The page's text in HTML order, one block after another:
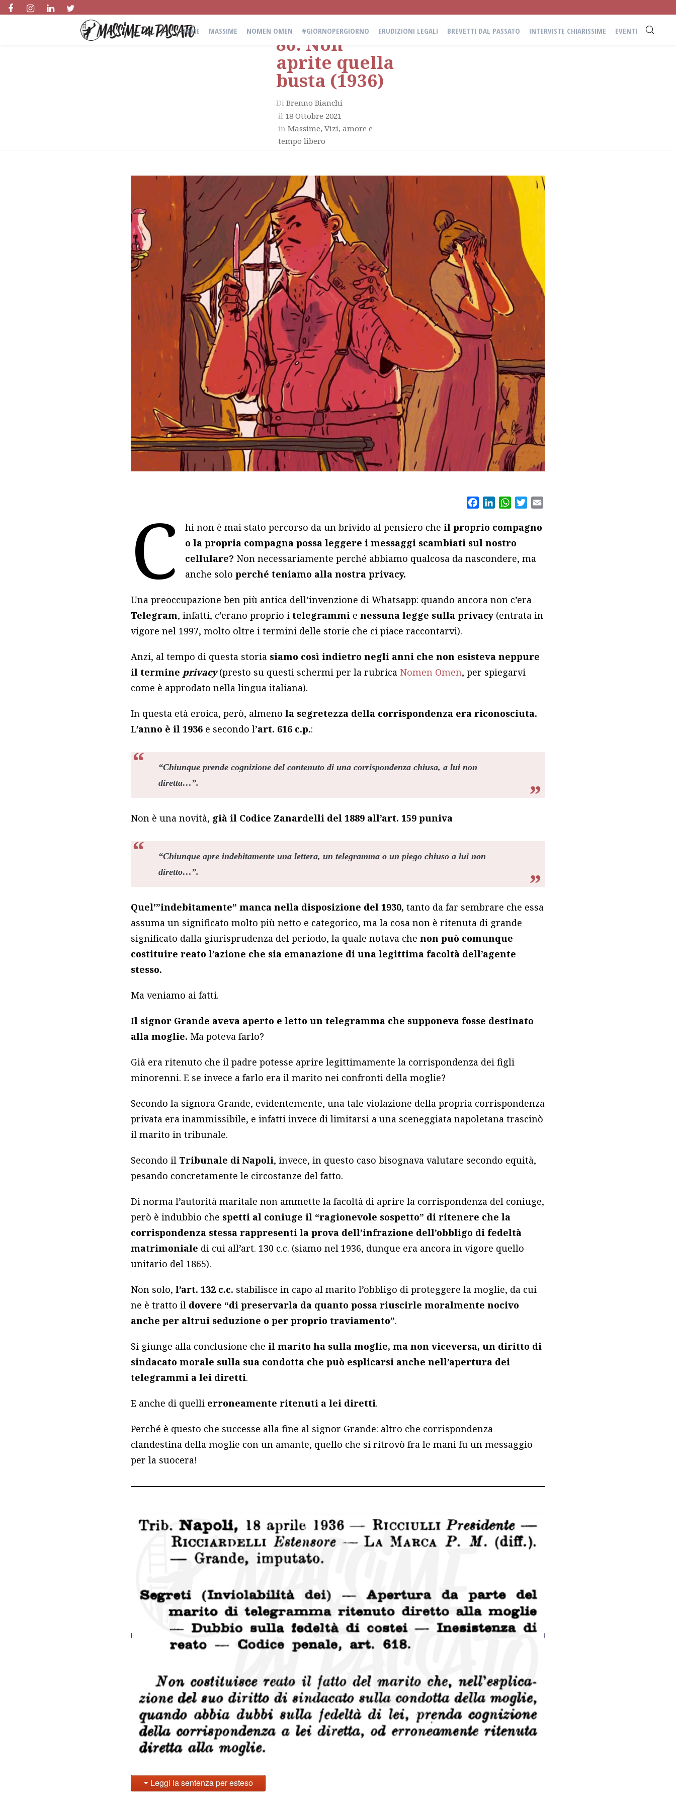
HOME MASSIME NOMEN OMEN #GIORNOPERGIORNO ERUDIZIONI LEGALI BREVETTI DAL PASSATO INTERVISTE CHIARISSIME EVENTI
80. Non
aprite quella
busta (1936)
Di Brenno Bianchi
il 18 Ottobre 2021
in Massime, Vizi, amore e
tempo libero
FacebookLinkedInWhatsApp
Twitter
C hi non è mai stato percorso da un brivido al pensiero cheil proprio compagno
o la propria compagna possa leggere i messaggi scambiati sul nostro
cellulare? Non necessariamente perché abbiamo qualcosa da nascondere, ma
anche soloperché teniamo alla nostra privacy.
Una preoccupazione ben più antica dell’invenzione di Whatsapp: quando ancora non c’era
Telegram, infatti, c’erano proprio itelegrammi enessuna legge sulla privacy (entrata in
vigore nel 1997, molto oltre i termini delle storie che ci piace raccontarvi).
Anzi, al tempo di questa storia siamo così indietro negli anni che non esisteva neppure
il termine privacy(presto su questi schermi per la rubrica Nomen Omen, per spiegarvi
come è approdato nella lingua italiana).
In questa età eroica, però, almenola segretezza della corrispondenza era riconosciuta.
L’anno è il 1936 e secondo l’art. 616 c.p.:
“Chiunque prende cognizione del contenuto di una corrispondenza chiusa, a lui non
diretta…”.
Non è una novità, già il Codice Zanardelli del 1889 all’art. 159 puniva
“Chiunque apre indebitamente una lettera, un telegramma o un piego chiuso a lui non
diretto…”.
Quel'”indebitamente” manca nella disposizione del 1930, tanto da far sembrare che essa
assuma un significato molto più netto e categorico, ma la cosa non è ritenuta di grande
significato dalla giurisprudenza del periodo, la quale notava chenon può comunque
costituire reato l’azione che sia emanazione di una legittima facoltà dell’agente
stesso.
Ma veniamo ai fatti.
Il signor Grande aveva aperto e letto un telegramma che supponeva fosse destinato
alla moglie. Ma poteva farlo?
Già era ritenuto che il padre potesse aprire legittimamente la corrispondenza dei figli
minorenni. E se invece a farlo era il marito nei confronti della moglie?
Secondo la signora Grande, evidentemente, una tale violazione della propria corrispondenza
privata era inammissibile, e infatti invece di limitarsi a una sceneggiata napoletana trascinò
il marito in tribunale.
Secondo il Tribunale di Napoli, invece, in questo caso bisognava valutare secondo equità,
pesando concretamente le circostanze del fatto.
Di norma l’autorità maritale non ammette la facoltà di aprire la corrispondenza del coniuge,
però è indubbio che spetti al coniuge il “ragionevole sospetto” di ritenere che la
corrispondenza stessa rappresenti la prova dell’infrazione dell’obbligo di fedeltà
matrimoniale di cui all’art. 130 c.c. (siamo nel 1936, dunque era ancora in vigore quello
unitario del 1865).
Non solo,l’art. 132 c.c. stabilisce in capo al marito l’obbligo di proteggere la moglie, da cui
ne è tratto il dovere “di preservarla da quanto possa riuscirle moralmente nocivo
anche per altrui seduzione o per proprio traviamento”.
Si giunge alla conclusione che il marito ha sulla moglie, ma non viceversa, un diritto di
sindacato morale sulla sua condotta che può esplicarsi anche nell’apertura dei
telegrammi a lei diretti.
E anche di quelli erroneamente ritenuti a lei diretti.
Perché è questo che successe alla fine al signor Grande: altro che corrispondenza
clandestina della moglie con un amante, quello che si ritrovò fra le mani fu un messaggio
per la suocera!
Leggi la sentenza per esteso